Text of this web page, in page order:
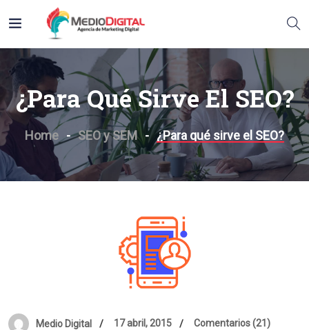
¿Para Qué Sirve El SEO?
Home SEO y SEM ¿Para qué sirve el SEO?
Medio Digital 17 abril, 2015 Comentarios (21)